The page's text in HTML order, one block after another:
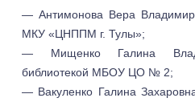
— Антимонова Вера
МКУ «ЦНППМ г. Тулы»;
— Мищенко Галина
библиотекой МБОУ ЦО № 2;
— Вакуленко Галина